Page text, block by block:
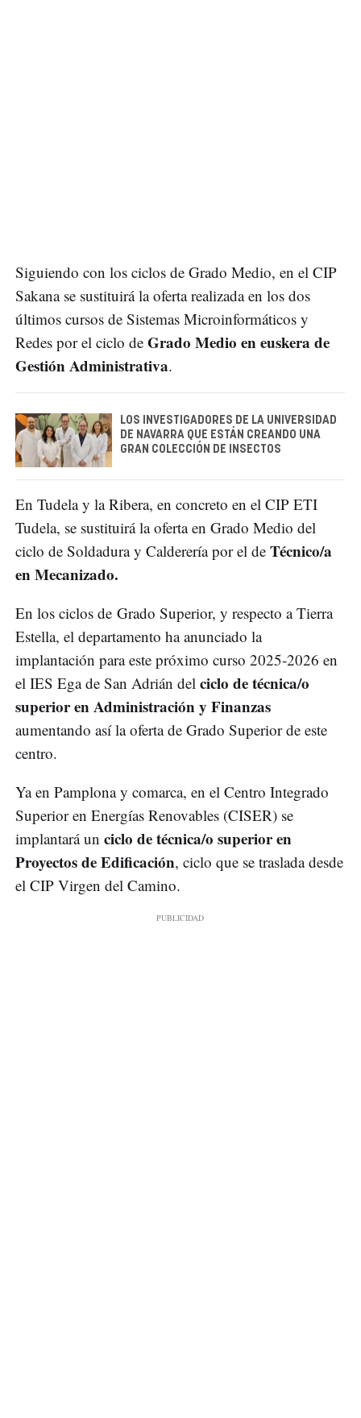
Siguiendo con los ciclos de Grado Medio, en el CIP
Sakana se sustituirá la oferta realizada en los dos
últimos cursos de Sistemas Microinformáticos y
Redes por el ciclo de Grado Medio en euskera de
Gestión Administrativa.
LOS INVESTIGADORES DE LA UNIVERSIDAD
DE NAVARRA QUE ESTÁN CREANDO UNA
GRAN COLECCIÓN DE INSECTOS
En Tudela y la Ribera, en concreto en el CIP ETI
Tudela, se sustituirá la oferta en Grado Medio del
ciclo de Soldadura y Calderería por el de Técnico/a
en Mecanizado.
En los ciclos de Grado Superior, y respecto a Tierra
Estella, el departamento ha anunciado la
implantación para este próximo curso 2025-2026 en
el IES Ega de San Adrián del ciclo de técnica/o
superior en Administración y Finanzas
aumentando así la oferta de Grado Superior de este
centro.
Ya en Pamplona y comarca, en el Centro Integrado
Superior en Energías Renovables (CISER) se
implantará un ciclo de técnica/o superior en
Proyectos de Edificación, ciclo que se traslada desde
el CIP Virgen del Camino.